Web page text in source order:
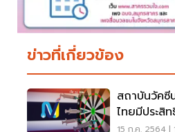
ข่าวที่เกี่ยวข้อง
สถาบันวัคซี
ไทยมีประสิ
65
15 ก.ค. 2564 |